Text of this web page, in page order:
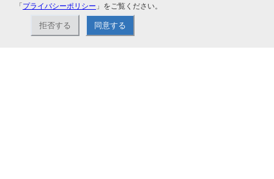
「プライバシーポリシー 」をご覧ください。
拒否する 同意する